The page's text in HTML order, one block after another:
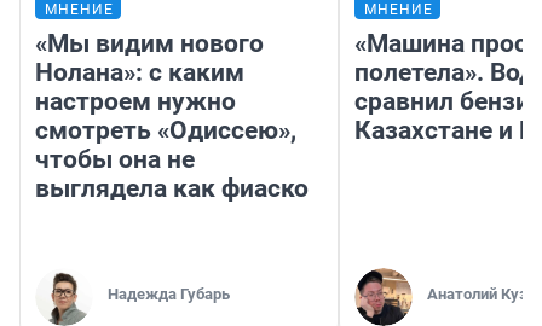
МНЕНИЕ
«Мы видим нового
Нолана»: с каким
настроем нужно
смотреть «Одиссею»,
чтобы она не
выглядела как фиаско
Надежда Губарь
МНЕНИЕ
«Машина
полетела».
сравнил
Казахстане и
Анатолий